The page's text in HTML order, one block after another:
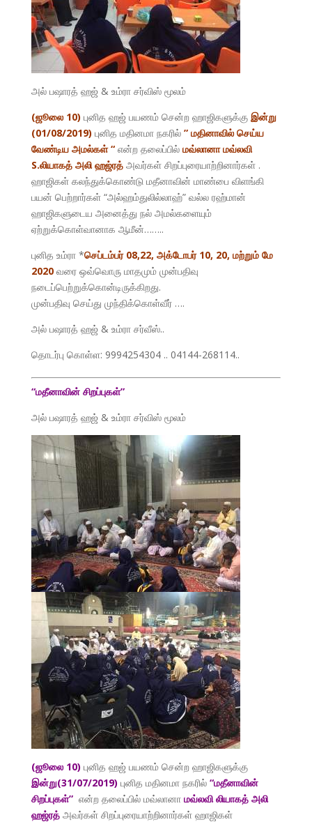
அல் பஷாரத் ஹஜ் & உம்ரா சர்விஸ் மூலம்
(ஜூலை 10) புனித ஹஜ் பயணம் சென்ற ஹாஜிகளுக்கு இன்று
(01/08/2019) புனித மதினமா நகரில் ” மதினாவில் செய்ய
வேண்டிய அமல்கள் “என்ற தலைப்பில் மவ்லானா மவ்லவி
S.லியாகத் அலி ஹஜ்ரத்அவர்கள் சிறப்புரையாற்றினார்கள் .
ஹாஜிகள் கலந்துக்கொண்டு மதீனாவின் மாண்பை விளங்கி
பயன் பெற்றார்கள் “அல்ஹம்துலில்லாஹ்” வல்ல ரஹ்மான்
ஹாஜிகளுடைய அனைத்து நல் அமல்களையும்
ஏற்றுக்கொள்வானாக ஆமீன்……..
புனித உம்ரா *செப்டம்பர் 08,22, அக்டோபர் 10, 20, மற்றும் மே
2020 வரை ஒவ்வொரு மாதமும் முன்பதிவு
நடைப்பெற்றுக்கொன்டிருக்கிறது.
முன்பதிவு செய்து முந்திக்கொள்வீர் ….
அல் பஷாரத் ஹஜ் & உம்ரா சர்வீஸ்..
தொடர்பு கொள்ள: 9994254304 .. 04144-268114..
“மதீனாவின் சிறப்புகள்”
அல் பஷாரத் ஹஜ் & உம்ரா சர்விஸ் மூலம்
(ஜூலை 10) புனித ஹஜ் பயணம் சென்ற ஹாஜிகளுக்கு
இன்று(31/07/2019) புனித மதினமா நகரில் “மதீனாவின்
சிறப்புகள்” என்ற தலைப்பில் மவ்லானா மவ்லவி லியாகத் அலி
ஹஜ்ரத்அவர்கள் சிறப்புரையாற்றினார்கள் ஹாஜிகள்